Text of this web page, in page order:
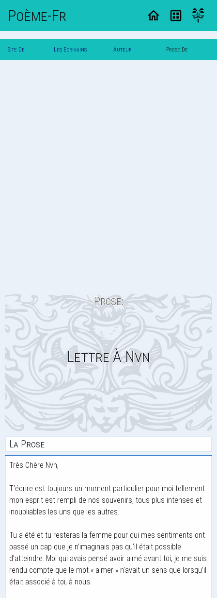
Poème-Fr
Site De Les Ecrivains Auteur Prose De
Prose:
Lettre À Nvn
La Prose
Très Chère Nvn,
T’écrire est toujours un moment particulier pour moi tellement
mon esprit est rempli de nos souvenirs, tous plus intenses et
inoubliables les uns que les autres.
Tu a été et tu resteras la femme pour qui mes sentiments ont
passé un cap que je n’imaginais pas qu’il était possible
d’atteindre. Moi qui avais pensé avoir aimé avant toi, je me suis
rendu compte que le mot « aimer » n’avait un sens que lorsqu’il
était associé à toi, à nous.